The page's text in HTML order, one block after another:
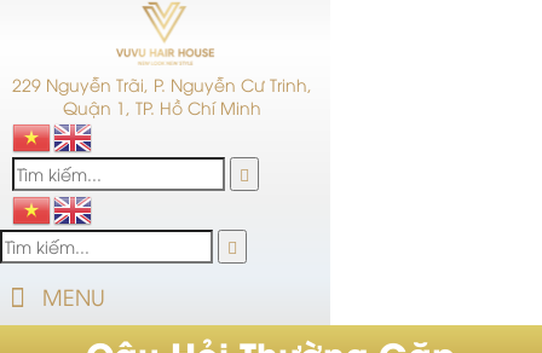
229 Nguyễn Trãi, P. Nguyễn Cư Trinh,
Quận 1, TP. Hồ Chí Minh
MENU